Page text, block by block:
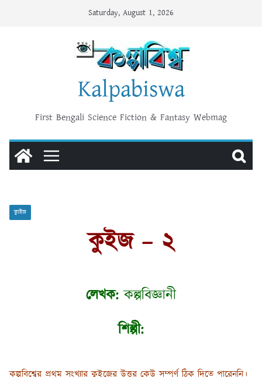
Saturday, August 1, 2026
Kalpabiswa
First Bengali Science Fiction & Fantasy Webmag
ক্যুইজ
কুইজ – ২
লেখক: কল্পবিজ্ঞানী
শিল্পী:
কল্পবিশ্বের প্রথম সংখ্যার কুইজের উত্তর কেউ সম্পূর্ণ ঠিক দিতে পারেননি।